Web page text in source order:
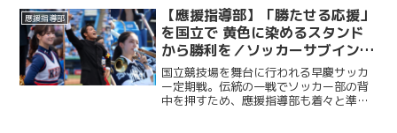
應援指導部
【應援指導部】「勝たせる応援」
を国立で 黄色に染めるスタンド
から勝利を／ソッカーサブインタ
ビュー
国立競技場を舞台に行われる早慶サッカ
ー定期戦。伝統の一戦でソッカー部の背
中を押すため、應援指導部も着々と準備